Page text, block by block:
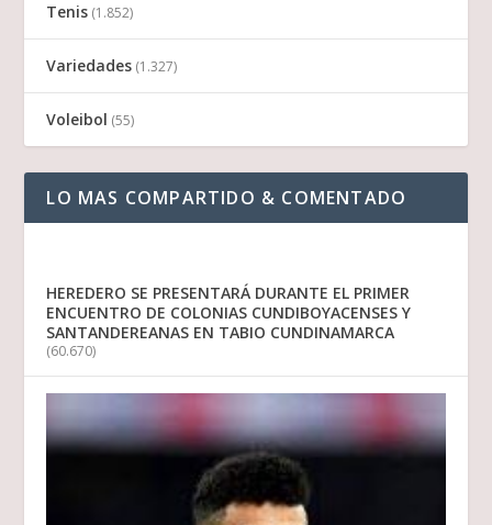
Tenis (1.852)
Variedades (1.327)
Voleibol (55)
LO MAS COMPARTIDO & COMENTADO
HEREDERO SE PRESENTARÁ DURANTE EL PRIMER
ENCUENTRO DE COLONIAS CUNDIBOYACENSES Y
SANTANDEREANAS EN TABIO CUNDINAMARCA
(60.670)